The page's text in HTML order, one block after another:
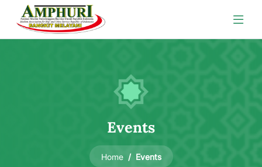
Events
Home Events